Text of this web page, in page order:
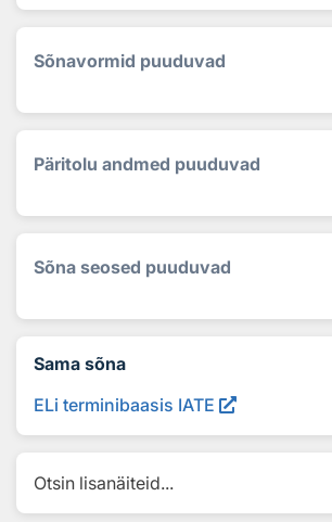
Sõnavormid puuduvad
Päritolu andmed puuduvad
Sõna seosed puuduvad
Sama sõna
ELi terminibaasis IATE
Otsin lisanäiteid...